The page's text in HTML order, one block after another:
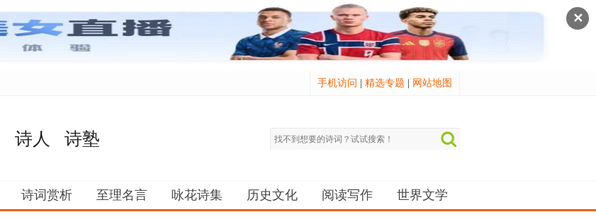
✕
手机访问 精选专题 网站地图
诗人 诗塾
诗词赏析 至理名言 咏花诗集 历史文化 阅读写作 世界文学